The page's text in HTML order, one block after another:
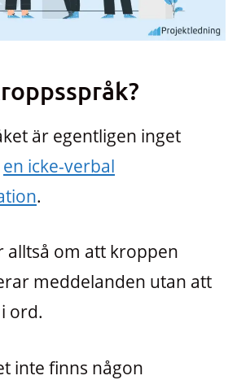
är egentligen inget
en icke-verbal
.
alltså om att kroppen
meddelanden utan att
ord.
inte finns någon